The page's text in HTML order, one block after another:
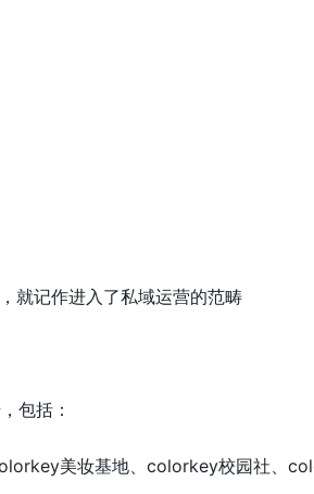
就记作进入了私域运营的范畴
包括：
美妆基地、colorkey校园社、